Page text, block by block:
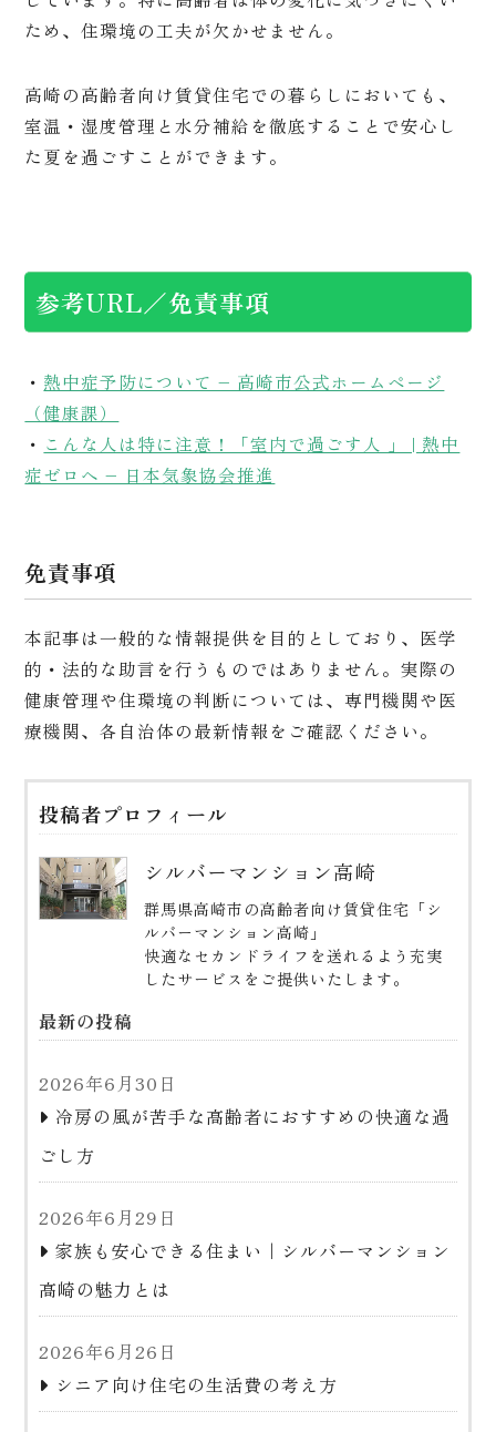
ため、住環境の工夫が欠かせません。
高崎の高齢者向け賃貸住宅での暮らしにおいても、
室温・湿度管理と水分補給を徹底することで安心し
た夏を過ごすことができます。
参考URL／免責事項
・ 熱中症予防について – 高崎市公式ホームページ
（健康課）
・ こんな人は特に注意！「室内で過ごす人 」 | 熱中
症ゼロへ – 日本気象協会推進
免責事項
本記事は一般的な情報提供を目的としており、医学
的・法的な助言を行うものではありません。実際の
健康管理や住環境の判断については、専門機関や医
療機関、各自治体の最新情報をご確認ください。
投稿者プロフィール
シルバーマンション高崎
群馬県高崎市の高齢者向け賃貸住宅「シ
ルバーマンション高崎」
快適なセカンドライフを送れるよう充実
したサービスをご提供いたします。
最新の投稿
2026年6月30日
冷房の風が苦手な高齢者におすすめの快適な過
ごし方
2026年6月29日
家族も安心できる住まい｜シルバーマンション
高崎の魅力とは
2026年6月26日
シニア向け住宅の生活費の考え方